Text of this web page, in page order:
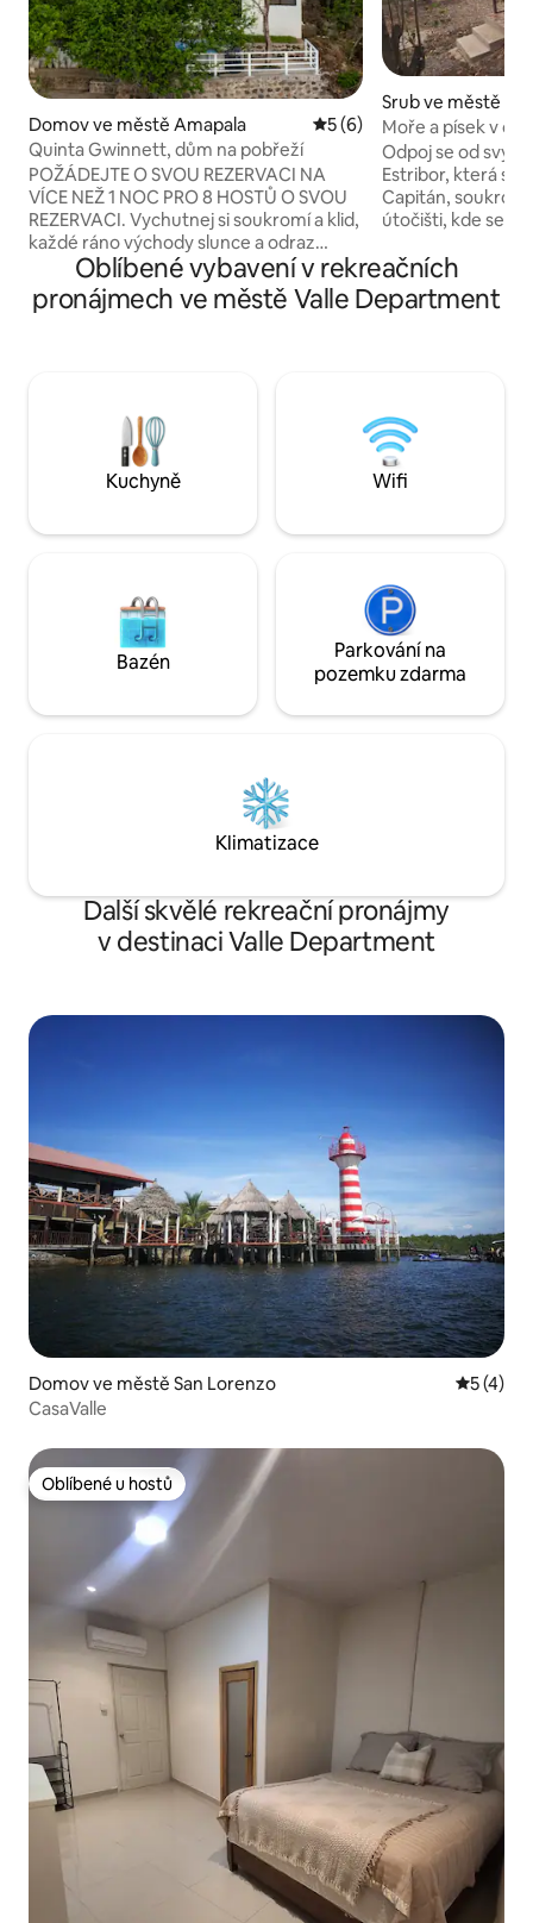
Domov ve městě Amapala Průměrné hodnocení 5 z
5 (6)
Quinta Gwinnett, dům na pobřeží
POŽÁDEJTE O SVOU REZERVACI NA
VÍCE NEŽ 1 NOC PRO 8 HOSTŮ O SVOU
REZERVACI. Vychutnej si soukromí a klid,
každé ráno východy slunce a odraz
měsíce v moři během období úplňku.
V téhle privilegované oblasti si můžeš
zaplavat v hlubokých vodách a pokud tě
projížďku lodí nebo mototaxi, rádi ti s tím
pomůžeme.
Srub ve městě
Moře a písek v
Odpoj se od
Estribor, která se
Capitán,
útočišti, kde se
společné
bazénem a ohništěm.
umístěné místo
Salvador a
Oblíbené vybavení v rekreačních
pronájmech ve městě Valle Department
Kuchyně Wifi
Bazén
Parkování na
pozemku zdarma
Klimatizace
Další skvělé rekreační pronájmy
v destinaci Valle Department
Domov ve městě San Lorenzo
5 (4)
CasaValle
Oblíbené u hostů
Oblíbené u hostů